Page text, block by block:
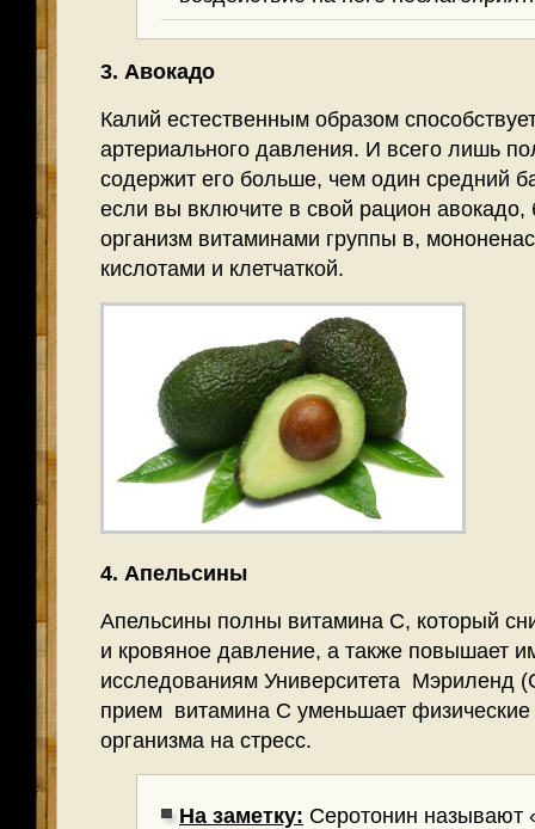
3. Авокадо
Калий естественным образом
артериального давления. И всего лишь
содержит его больше, чем один средний
если вы включите в свой рацион авокадо,
организм витаминами группы в,
кислотами и клетчаткой.
4. Апельсины
Апельсины полны витамина С, который
и кровяное давление, а также повышает
исследованиям Университета Мэриленд
прием витамина С уменьшает физические
организма на стресс.
На заметку: Серотонин называют